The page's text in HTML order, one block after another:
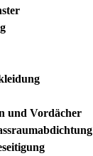
und Vordächer